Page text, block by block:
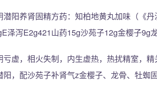
潜阳养肾固精方药：知柏地黄丸加味（《
泽泻E2g421山药15g沙苑子12g金樱子9g
亏虚，相火失制，内生虚热，热扰精室，
阳，配沙苑子补肾气z金樱子、龙骨、牡蜘